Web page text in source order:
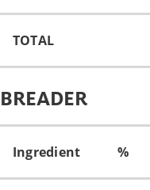
TOTAL
BREADER
Ingredient %